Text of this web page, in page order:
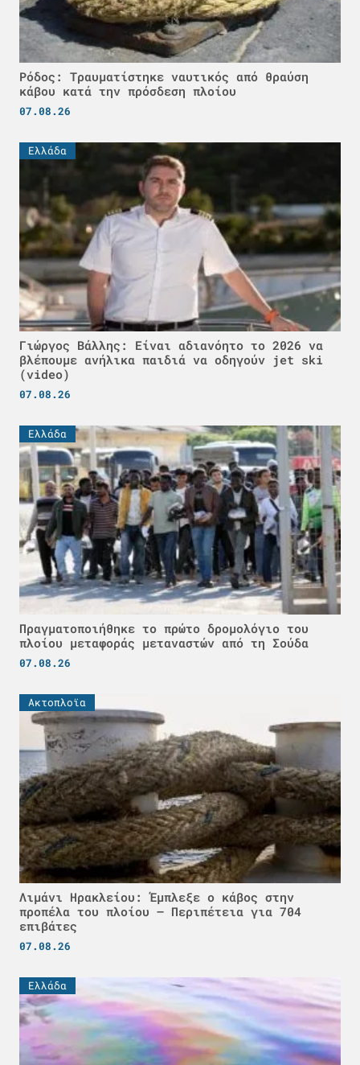
Ρόδος: Τραυματίστηκε ναυτικός από θραύση
κάβου κατά την πρόσδεση πλοίου
07.08.26
Ελλάδα
Γιώργος Βάλλης: Είναι αδιανόητο το 2026 να
βλέπουμε ανήλικα παιδιά να οδηγούν jet ski
(video)
07.08.26
Ελλάδα
Πραγματοποιήθηκε το πρώτο δρομολόγιο του
πλοίου μεταφοράς μεταναστών από τη Σούδα
07.08.26
Ακτοπλοϊα
Λιμάνι Ηρακλείου: Έμπλεξε ο κάβος στην
προπέλα του πλοίου – Περιπέτεια για 704
επιβάτες
07.08.26
Ελλάδα